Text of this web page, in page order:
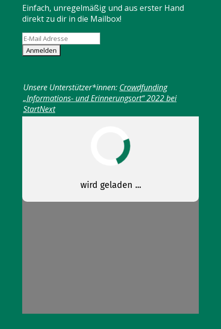
Einfach, unregelmäßig und aus erster Hand
direkt zu dir in die Mailbox!
Unsere Unterstützer*innen: Crowdfunding
„Informations- und Erinnerungsort“ 2022 bei
StartNext